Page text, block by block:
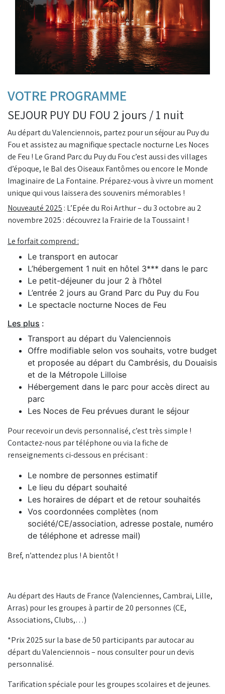
VOTRE PROGRAMME
SEJOUR PUY DU FOU 2 jours / 1 nuit
Au départ du Valenciennois, partez pour un séjour au Puy du
Fou et assistez au magnifique spectacle nocturne Les Noces
de Feu ! Le Grand Parc du Puy du Fou c’est aussi des villages
d’époque, le Bal des Oiseaux Fantômes ou encore le Monde
Imaginaire de La Fontaine. Préparez-vous à vivre un moment
unique qui vous laissera des souvenirs mémorables !
Nouveauté 2025 : L’Epée du Roi Arthur – du 3 octobre au 2
novembre 2025 : découvrez la Frairie de la Toussaint !
Le forfait comprend :
Le transport en autocar
L’hébergement 1 nuit en hôtel 3*** dans le parc
Le petit-déjeuner du jour 2 à l’hôtel
L’entrée 2 jours au Grand Parc du Puy du Fou
Le spectacle nocturne Noces de Feu
Les plus :
Transport au départ du Valenciennois
Offre modifiable selon vos souhaits, votre budget
et proposée au départ du Cambrésis, du Douaisis
et de la Métropole Lilloise
Hébergement dans le parc pour accès direct au
parc
Les Noces de Feu prévues durant le séjour
Pour recevoir un devis personnalisé, c’est très simple !
Contactez-nous par téléphone ou via la fiche de
renseignements ci-dessous en précisant :
Le nombre de personnes estimatif
Le lieu du départ souhaité
Les horaires de départ et de retour souhaités
Vos coordonnées complètes (nom
société/CE/association, adresse postale, numéro
de téléphone et adresse mail)
Bref, n’attendez plus ! A bientôt !
Au départ des Hauts de France (Valenciennes, Cambrai, Lille,
Arras) pour les groupes à partir de 20 personnes (CE,
Associations, Clubs,…)
*Prix 2025 sur la base de 50 participants par autocar au
départ du Valenciennois – nous consulter pour un devis
personnalisé.
Tarification spéciale pour les groupes scolaires et de jeunes.